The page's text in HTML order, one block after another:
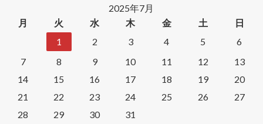
2025年7月
月
火 水 木 金 土
日
1
2 3 4 5
6
7
8 9 10 11 12
13
14
15 16 17 18 19
20
21
22 23 24 25 26
27
28
29 30
31